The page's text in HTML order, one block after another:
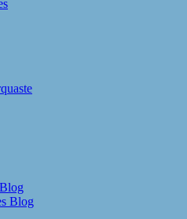
Blog